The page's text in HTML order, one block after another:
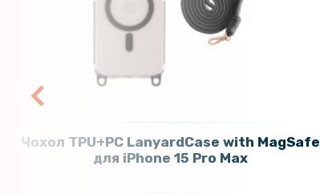
Чохол TPU+PC LanyardCase with MagSafe
для iPhone 15 Pro Max